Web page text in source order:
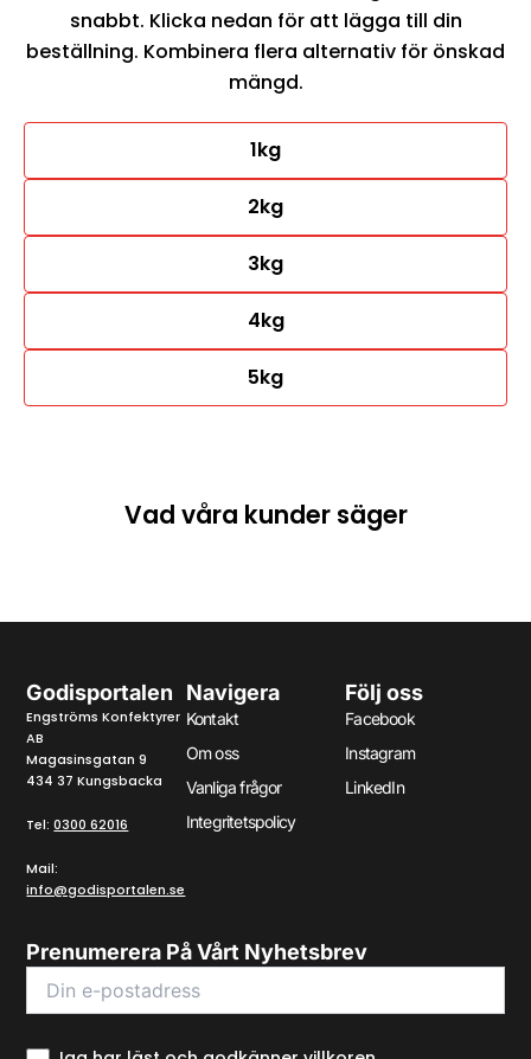
snabbt. Klicka nedan för att lägga till din
beställning. Kombinera flera alternativ för önskad
mängd.
1kg
2kg
3kg
4kg
5kg
Vad våra kunder säger
Godisportalen
Engströms Konfektyrer
AB
Magasinsgatan 9
434 37 Kungsbacka
Tel:0300 62016
Mail:
info@godisportalen.se
Navigera
Kontakt
Om oss
Vanliga frågor
Integritetspolicy
Följ oss
Facebook
Instagram
LinkedIn
Prenumerera På Vårt Nyhetsbrev